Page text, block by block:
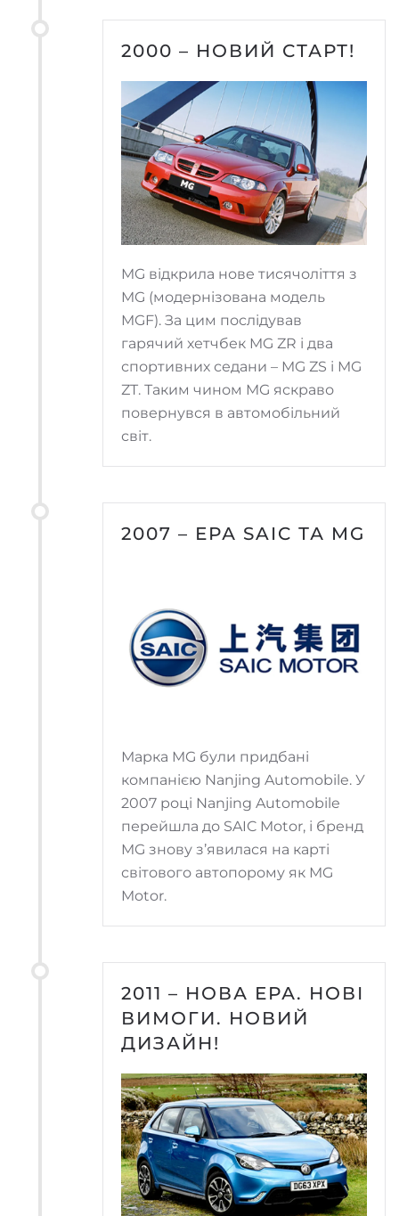
2000 – НОВИЙ СТАРТ!
MG відкрила нове тисячоліття з
MG (модернізована модель
MGF). За цим послідував
гарячий хетчбек MG ZR і два
спортивних седани – MG ZS і MG
ZT. Таким чином MG яскраво
повернувся в автомобільний
світ.
2007 – ЕРА SAIC ТА MG
Марка MG були придбані
компанією Nanjing Automobile. У
2007 році Nanjing Automobile
перейшла до SAIC Motor, і бренд
MG знову з’явилася на карті
світового автопорому як MG
Motor.
2011 – НОВА ЕРА. НОВІ
ВИМОГИ. НОВИЙ
ДИЗАЙН!